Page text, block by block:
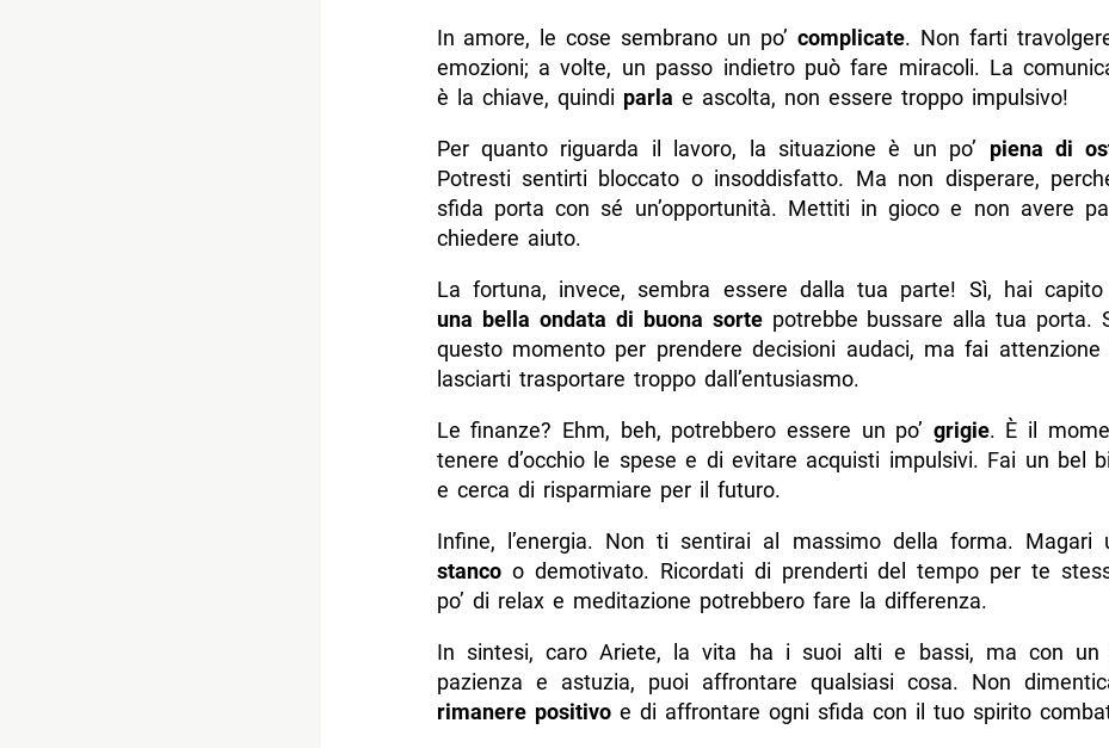
In amore, le cose sembrano un po’ complicate. Non farti
emozioni; a volte, un passo indietro può fare miracoli. La
è la chiave, quindi parla e ascolta, non essere troppo impulsivo!
Per quanto riguarda il lavoro, la situazione è un po’ piena di
Potresti sentirti bloccato o insoddisfatto. Ma non disperare,
sfida porta con sé un’opportunità. Mettiti in gioco e non avere
chiedere aiuto.
La fortuna, invece, sembra essere dalla tua parte! Sì, hai capito
una bella ondata di buona sortepotrebbe bussare alla tua porta.
questo momento per prendere decisioni audaci, ma fai attenzione
lasciarti trasportare troppo dall’entusiasmo.
Le finanze? Ehm, beh, potrebbero essere un po’ grigie. È il
tenere d’occhio le spese e di evitare acquisti impulsivi. Fai un bel
e cerca di risparmiare per il futuro.
Infine, l’energia. Non ti sentirai al massimo della forma. Magari
stancoo demotivato. Ricordati di prenderti del tempo per te
po’ di relax e meditazione potrebbero fare la differenza.
In sintesi, caro Ariete, la vita ha i suoi alti e bassi, ma con un
pazienza e astuzia, puoi affrontare qualsiasi cosa. Non
rimanere positivoe di affrontare ogni sfida con il tuo spirito